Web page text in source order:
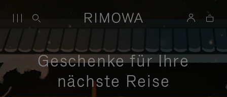
Geschenke für Ihre
nächste Reise